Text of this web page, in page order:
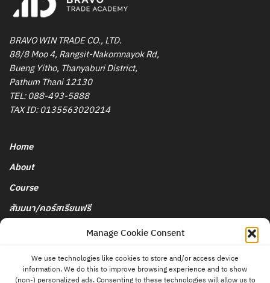
Manage Cookie Consent
We use technologies like cookies to store and/or access device
information. We do this to improve browsing experience and to show
(non-) personalized ads. Consenting to these technologies will allow us to
BRAVO WIN TRADE CO., LTD.
88/8 Moo 4, Rangsit-Nakornnayok Rd,
Bueng Yitho, Thanyaburi District,
Pathum Thani 12130
TEL:088-493-5888
TAX ID: 0135563020214
Home
About
Course
สัมมนา/คอร์สเรียนฟรี
นโยบายการยกเลิกและคืนเงิน
Blog & News